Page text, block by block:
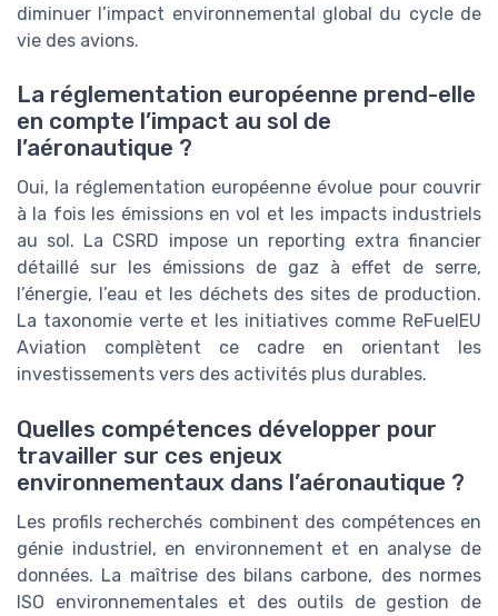
diminuer l’impact environnemental global du cycle de
vie des avions.
La réglementation européenne prend-elle
en compte l’impact au sol de
l’aéronautique ?
Oui, la réglementation européenne évolue pour couvrir
à la fois les émissions en vol et les impacts industriels
au sol. La CSRD impose un reporting extra financier
détaillé sur les émissions de gaz à effet de serre,
l’énergie, l’eau et les déchets des sites de production.
La taxonomie verte et les initiatives comme ReFuelEU
Aviation complètent ce cadre en orientant les
investissements vers des activités plus durables.
Quelles compétences développer pour
travailler sur ces enjeux
environnementaux dans l’aéronautique ?
Les profils recherchés combinent des compétences en
génie industriel, en environnement et en analyse de
données. La maîtrise des bilans carbone, des normes
ISO environnementales et des outils de gestion de